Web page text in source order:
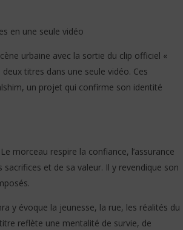
/
System en tête, Himra domine le
en une seule vidéo
urbaine avec la sortie du clip officiel «
titres dans une seule vidéo. Ces
un projet qui confirme son identité
morceau respire la confiance, l’assurance
et de sa valeur. Il y revendique son
y évoque la jeunesse, la rue, les réalités du
reflète une mentalité de survie, de